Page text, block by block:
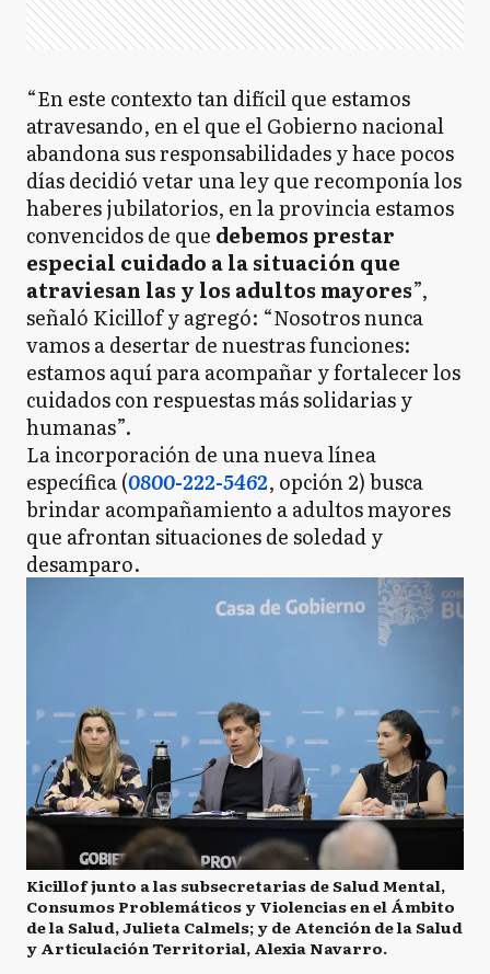
“En este contexto tan difícil que estamos
atravesando, en el que el Gobierno nacional
abandona sus responsabilidades y hace pocos
días decidió vetar una ley que recomponía los
haberes jubilatorios, en la provincia estamos
convencidos de que debemos prestar
especial cuidado a la situación que
atraviesan las y los adultos mayores”,
señaló Kicillof y agregó: “Nosotros nunca
vamos a desertar de nuestras funciones:
estamos aquí para acompañar y fortalecer los
cuidados con respuestas más solidarias y
humanas”.
La incorporación de una nueva línea
específica (0800-222-5462, opción 2) busca
brindar acompañamiento a adultos mayores
que afrontan situaciones de soledad y
desamparo.
Kicillof junto a las subsecretarias de Salud Mental,
Consumos Problemáticos y Violencias en el Ámbito
de la Salud, Julieta Calmels; y de Atención de la Salud
y Articulación Territorial, Alexia Navarro.